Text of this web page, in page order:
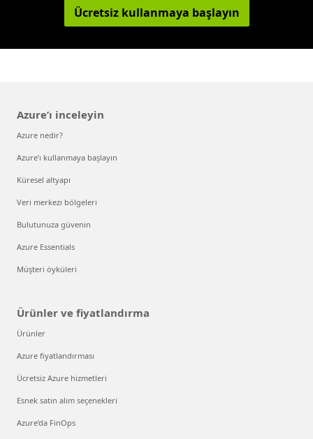
Ücretsiz kullanmaya başlayın
Azure’ı inceleyin
Azure nedir?
Azure’ı kullanmaya başlayın
Küresel altyapı
Veri merkezi bölgeleri
Bulutunuza güvenin
Azure Essentials
Müşteri öyküleri
Ürünler ve fiyatlandırma
Ürünler
Azure fiyatlandırması
Ücretsiz Azure hizmetleri
Esnek satın alım seçenekleri
Azure’da FinOps